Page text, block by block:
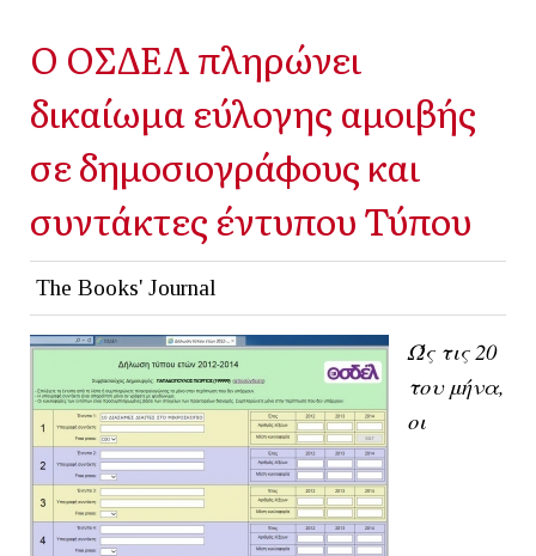
Ο ΟΣΔΕΛ πληρώνει
δικαίωμα εύλογης αμοιβής
σε δημοσιογράφους και
συντάκτες έντυπου Τύπου
The Books' Journal
Ώς τις 20
του μήνα,
οι